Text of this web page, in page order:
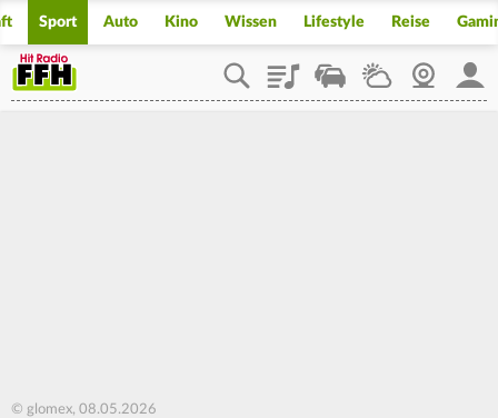
Sport Auto Kino Wissen Lifestyle Reise
PlaylistStaupilotWetterWebcam
© glomex, 08.05.2026